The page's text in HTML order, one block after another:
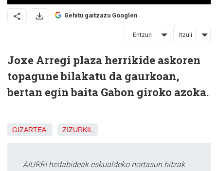
Gehitu gaitzazu Googlen
Entzun Itzuli
Joxe Arregi plaza herrikide askoren
topagune bilakatu da gaurkoan,
bertan egin baita Gabon giroko azoka.
GIZARTEA ZIZURKIL
AIURRI hedabideak eskualdeko nortasun hitzak